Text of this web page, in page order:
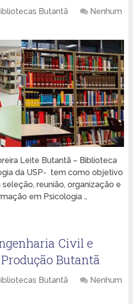
Butantã
Nenhum
Leite Butantã – Biblioteca
da USP- tem como objetivo
reunião, organização e
em Psicologia …
Civil e
Butantã
Butantã
Nenhum